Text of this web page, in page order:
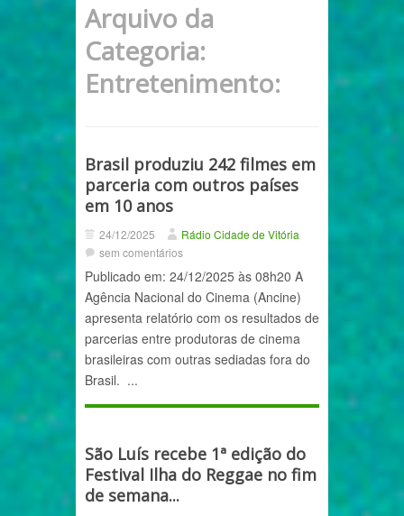
Arquivo da
Categoria:
Entretenimento:
Brasil produziu 242 filmes em
parceria com outros países
em 10 anos
24/12/2025
Rádio Cidade de Vitória
sem comentários
Publicado em: 24/12/2025 às 08h20 A
Agência Nacional do Cinema (Ancine)
apresenta relatório com os resultados de
parcerias entre produtoras de cinema
brasileiras com outras sediadas fora do
Brasil. ...
São Luís recebe 1ª edição do
Festival Ilha do Reggae no fim
de semana...